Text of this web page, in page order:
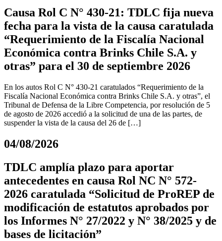
Causa Rol C N° 430-21: TDLC fija nueva
fecha para la vista de la causa caratulada
“Requerimiento de la Fiscalía Nacional
Económica contra Brinks Chile S.A. y
otras” para el 30 de septiembre 2026
En los autos Rol C N° 430-21 caratulados “Requerimiento de la
Fiscalía Nacional Económica contra Brinks Chile S.A. y otras”, el
Tribunal de Defensa de la Libre Competencia, por resolución de 5
de agosto de 2026 accedió a la solicitud de una de las partes, de
suspender la vista de la causa del 26 de […]
04/08/2026
TDLC amplía plazo para aportar
antecedentes en causa Rol NC N° 572-
2026 caratulada “Solicitud de ProREP de
modificación de estatutos aprobados por
los Informes N° 27/2022 y N° 38/2025 y de
bases de licitación”